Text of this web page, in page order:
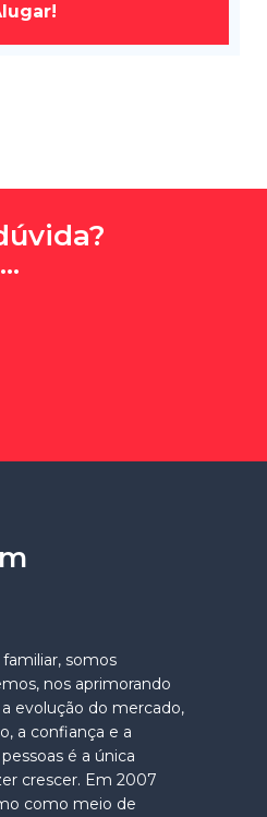
somos
nos aprimorando
evolução do mercado,
a confiança e a
é a única
crescer. Em 2007
como meio de